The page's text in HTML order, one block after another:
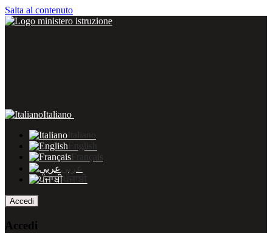
Salta al contenuto
Italiano
Italiano
English
Français
عربى
ਪੰਜਾਬੀ
Accedi
Accedi